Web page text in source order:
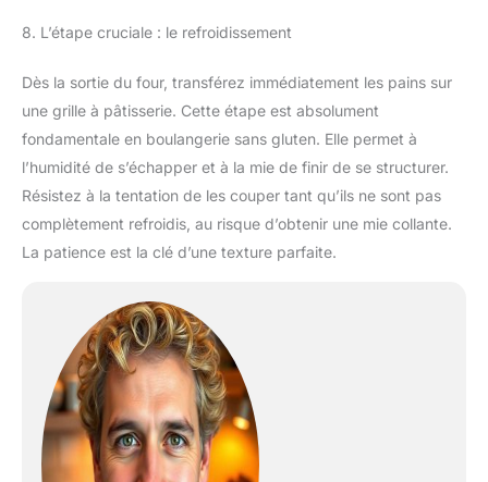
8. L’étape cruciale : le refroidissement
Dès la sortie du four, transférez immédiatement les pains sur
une grille à pâtisserie. Cette étape est absolument
fondamentale en boulangerie sans gluten. Elle permet à
l’humidité de s’échapper et à la mie de finir de se structurer.
Résistez à la tentation de les couper tant qu’ils ne sont pas
complètement refroidis, au risque d’obtenir une mie collante.
La patience est la clé d’une texture parfaite.